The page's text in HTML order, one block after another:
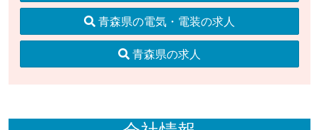
青森県の電気・電装の求人
青森県の求人